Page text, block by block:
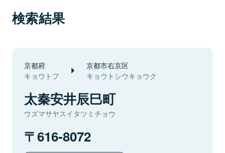
検索結果
京都府
キョウトフ
京都市右京区
キョウトシウキョウク
太秦安井辰巳町
ウズマサヤスイタツミチョウ
616-8072